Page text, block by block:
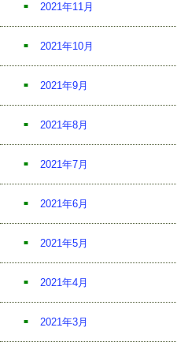
2021年11月
2021年10月
2021年9月
2021年8月
2021年7月
2021年6月
2021年5月
2021年4月
2021年3月